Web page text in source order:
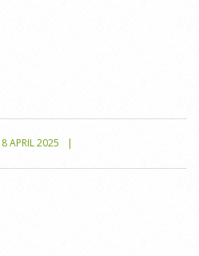
8 APRIL 2025